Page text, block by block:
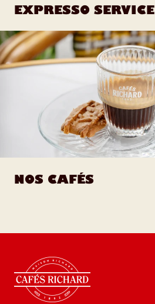
EXPRESSO SERVICE
NOS CAFÉS